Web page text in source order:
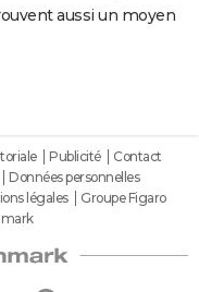
aussi un moyen
Publicité
Contact
Données personnelles
légales
Groupe Figaro